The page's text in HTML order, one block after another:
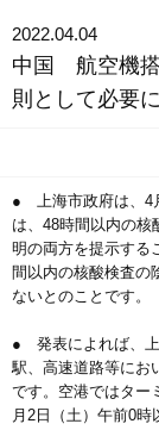
2022.04.04
中国 航空機搭
則として必要
● 上海市政府は、4
は、48時間以内の核
明の両方を提示する
間以内の核酸検査の
ないとのことです。
● 発表によれば、上
駅、高速道路等にお
です。空港ではター
月2日（土）午前0